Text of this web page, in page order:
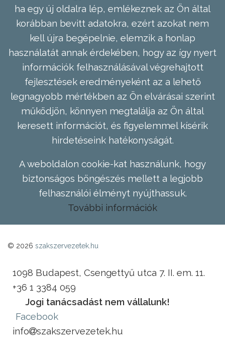
ha egy új oldalra lép, emlékeznek az Ön által
korábban bevitt adatokra, ezért azokat nem
kell újra begépelnie, elemzik a honlap
használatát annak érdekében, hogy az így nyert
információk felhasználásával végrehajtott
fejlesztések eredményeként az a lehető
legnagyobb mértékben az Ön elvárásai szerint
működjön, könnyen megtalálja az Ön által
keresett információt, és figyelemmel kísérik
hirdetéseink hatékonyságát.
A weboldalon cookie-kat használunk, hogy
biztonságos böngészés mellett a legjobb
felhasználói élményt nyújthassuk.
További információk
© 2026 szakszervezetek.hu
1098 Budapest, Csengettyű utca 7. II. em. 11.
+36 1 3384 059
Jogi tanácsadást nem vállalunk!
Facebook
info
szakszervezetek.hu